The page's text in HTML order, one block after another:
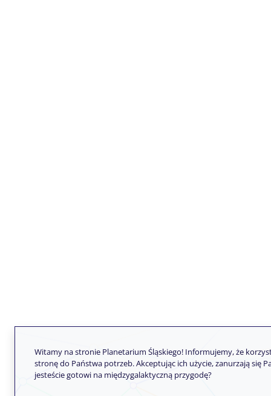
Witamy na stronie Planetarium Śląskiego! Informujemy, że
stronę do Państwa potrzeb. Akceptując ich użycie, zanurzają się
jesteście gotowi na międzygalaktyczną przygodę?